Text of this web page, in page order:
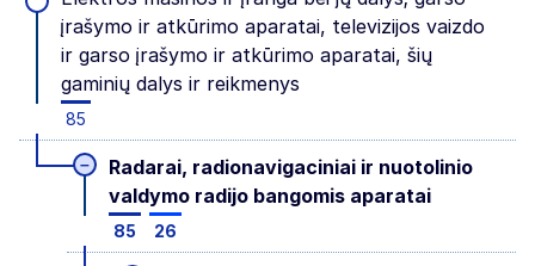
įrašymo ir atkūrimo aparatai, televizijos vaizdo
ir garso įrašymo ir atkūrimo aparatai, šių
gaminių dalys ir reikmenys
85
–
Radarai, radionavigaciniai ir nuotolinio
valdymo radijo bangomis aparatai
85 26